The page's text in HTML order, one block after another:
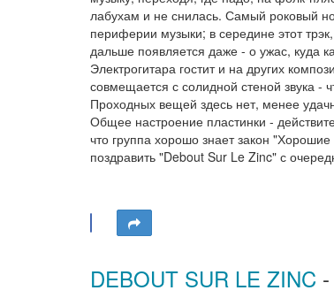
лабухам и не снилась. Самый роковый
периферии музыки; в середине этот
дальше появляется даже - о ужас, куда
Электрогитара гостит и на других
совмещается с солидной стеной звука -
Проходных вещей здесь нет, менее
Общее настроение пластинки -
что группа хорошо знает закон
поздравить "Debout Sur Le Zinc" с
DEBOUT SUR LE ZINC